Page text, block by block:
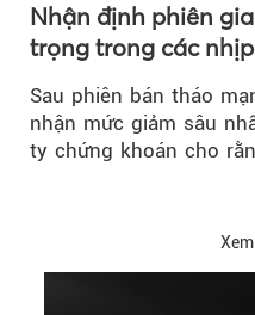
Nhận định phiên
trọng trong các
Sau phiên bán tháo
nhận mức giảm sâu
ty chứng khoán cho